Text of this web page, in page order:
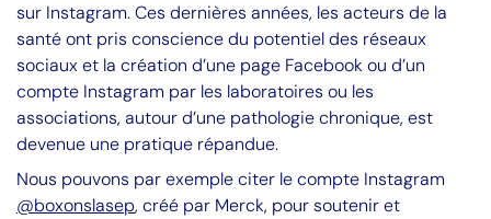
sur Instagram. Ces dernières années, les acteurs de la
santé ont pris conscience du potentiel des réseaux
sociaux et la création d’une page Facebook ou d’un
compte Instagram par les laboratoires ou les
associations, autour d’une pathologie chronique, est
devenue une pratique répandue.
Nous pouvons par exemple citer le compte Instagram
@boxonslasep, créé par Merck, pour soutenir et